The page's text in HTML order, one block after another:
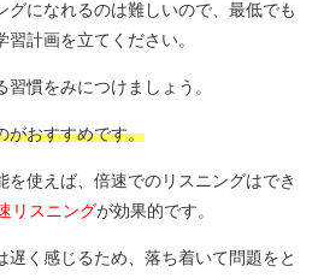
グになれるのは難しいので、最低でも
計画を立てください。
慣をみにつけましょう。
がおすすめです。
を使えば、倍速でのリスニングはでき
リスニングが効果的です。
遅く感じるため、落ち着いて問題をと